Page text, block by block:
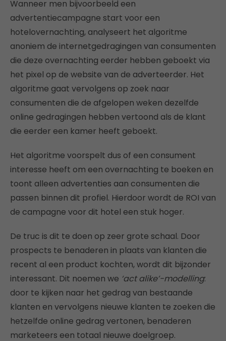
Wanneer men bijvoorbeeld een
advertentiecampagne start voor een
hotelovernachting, analyseert het algoritme
anoniem de internetgedragingen van consumenten
die deze overnachting eerder hebben geboekt via
het pixel op de website van de adverteerder. Het
algoritme gaat vervolgens op zoek naar
consumenten die de afgelopen weken dezelfde
online gedragingen hebben vertoond als de klant
die eerder een kamer heeft geboekt.
Het algoritme voorspelt dus of een consument
interesse heeft om een overnachting te boeken en
toont alleen advertenties aan consumenten die
passen binnen dit profiel. Hierdoor wordt de ROI van
de campagne voor dit hotel een stuk hoger.
De truc is dit te doen op zeer grote schaal. Door
prospects te benaderen in plaats van klanten die
recent al een product kochten, wordt dit bijzonder
interessant. Dit noemen we ‘act alike’-modelling:
door te kijken naar het gedrag van bestaande
klanten en vervolgens nieuwe klanten te zoeken die
hetzelfde online gedrag vertonen, benaderen
marketeers een totaal nieuwe doelgroep.